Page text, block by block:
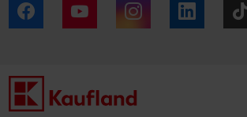
Facebook YouTube Instagram LinkedIn